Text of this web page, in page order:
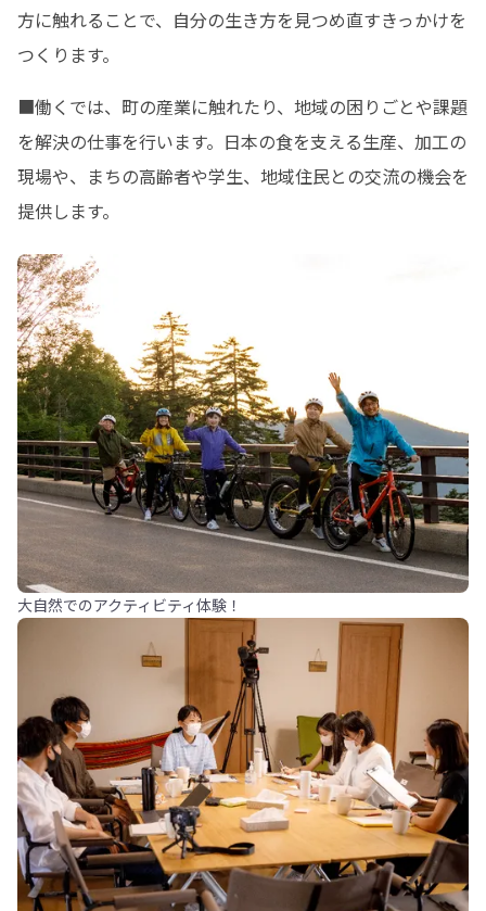
方に触れることで、自分の生き方を見つめ直すきっかけを
つくります。
■働くでは、町の産業に触れたり、地域の困りごとや課題
を解決の仕事を行います。日本の食を支える生産、加工の
現場や、まちの高齢者や学生、地域住民との交流の機会を
提供します。
大自然でのアクティビティ体験！